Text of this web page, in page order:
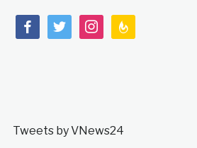
facebooktwitterinstagramfeedburner
Tweets by VNews24